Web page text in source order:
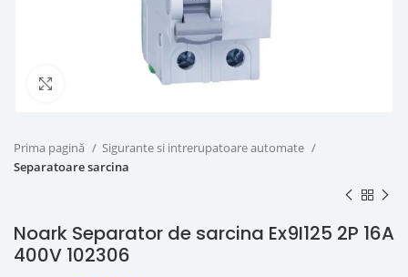
Prima pagină
Sigurante si intrerupatoare automate
Separatoare sarcina
Noark Separator de sarcina Ex9I125 2P 16A
400V 102306